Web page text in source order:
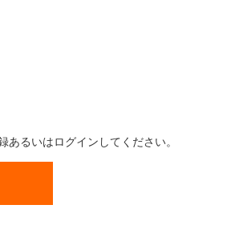
るいはログインしてください。